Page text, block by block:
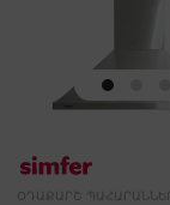
ՕԴԱՔԱՐՇ ՊԱՀԱՐԱՆՆԵՐ